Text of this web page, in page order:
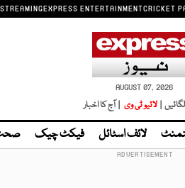
EXPRESS ENTERTAINMENTCRICKET
AUGUST 07, 2026
| لائیو ٹی وی | آج کا اخبار
لائف اسٹائل فیکٹ چیک